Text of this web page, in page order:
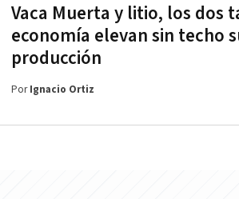
Vaca Muerta y litio, los dos
economía elevan sin techo
producción
PorIgnacio Ortiz